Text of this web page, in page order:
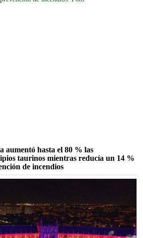
aumentó hasta el 80 % las
taurinos mientras reducía un 14 %
de incendios